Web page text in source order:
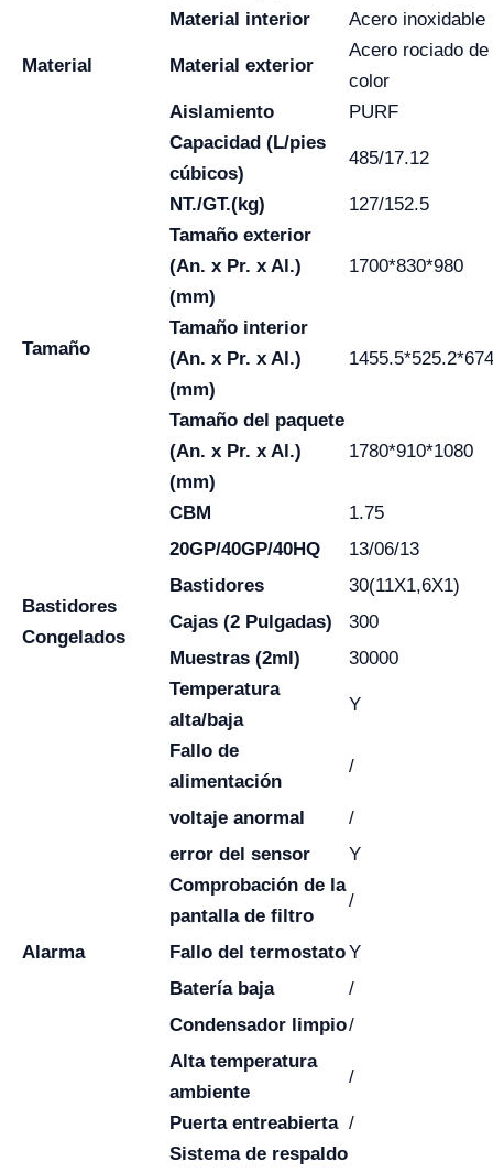
Material
Material interior Acero inoxidable
Material exterior
Acero rociado de
color
Aislamiento
PURF
Tamaño
Capacidad (L/pies
cúbicos)
485/17.12
NT./GT.(kg)
127/152.5
Tamaño exterior
(An. x Pr. x Al.)
(mm)
1700*830*980
Tamaño interior
(An. x Pr. x Al.)
(mm)
1455.5*525.2*674
Tamaño del paquete
(An. x Pr. x Al.)
(mm)
1780*910*1080
CBM
1.75
20GP/40GP/40HQ
13/06/13
Bastidores
Congelados
Bastidores
30(11X1,6X1)
Cajas (2 Pulgadas)
300
Muestras (2ml)
30000
Alarma
Temperatura
alta/baja
Y
Fallo de
alimentación
/
voltaje anormal
/
error del sensor
Y
Comprobación de la
pantalla de filtro
/
Fallo del termostatoY
Batería baja
/
Condensador limpio/
Alta temperatura
ambiente
/
Puerta entreabierta /
Sistema de respaldo